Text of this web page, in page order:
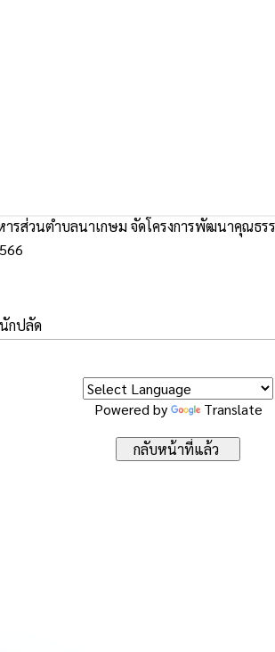
ารส่วนตำบลนาเกษม จัดโครงการพัฒนาคุณธร
กปลัด
Powered by Translate